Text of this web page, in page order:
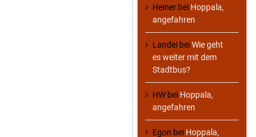
Heiner bei Hoppala,
angefahren
Landei beiWie geht
es weiter mit dem
Stadtbus?
HW bei Hoppala,
angefahren
Egon bei Hoppala,